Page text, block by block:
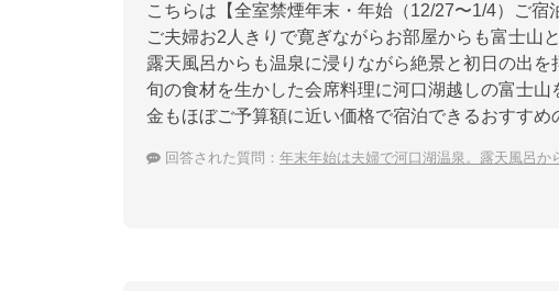
こちらは【全室禁煙年末・年始（12/27〜1/4）ご
ご夫婦お2人きりで寛ぎながらお部屋からも富士山
露天風呂からも温泉に浸りながら絶景と初日の出
旬の食材を生かした会席料理に河口湖越しの富士
金もほぼご予算額に近い価格で宿泊できるおすすめ
回答された質問： 年末年始は夫婦で河口湖温泉。露天風呂か